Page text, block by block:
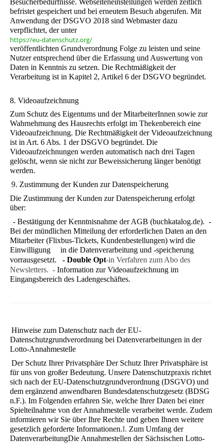
befristet gespeichert und bei erneutem Besuch abgerufen. Mit
Anwendung der DSGVO 2018 sind Webmaster dazu
verpflichtet, der unter
https://eu-datenschutz.org/
veröffentlichten Grundverordnung Folge zu leisten und seine
Nutzer entsprechend über die Erfassung und Auswertung von
Daten in Kenntnis zu setzen. Die Rechtmäßigkeit der
Verarbeitung ist in Kapitel 2, Artikel 6 der DSGVO begründet.
8. Videoaufzeichnung
Zum Schutz des Eigentums und der MitarbeiterInnen sowie zur
Wahrnehmung des Hausrechts erfolgt im Thekenbereich eine
Videoaufzeichnung. Die Rechtmäßigkeit der Videoaufzeichnung
ist in Art. 6 Abs. 1 der DSGVO begründet. Die
Videoaufzeichnungen werden automatisch nach drei Tagen
gelöscht, wenn sie nicht zur Beweissicherung länger benötigt
werden.
9. Zustimmung der Kunden zur Datenspeicherung
Die Zustimmung der Kunden zur Datenspeicherung erfolgt
über:
- Bestätigung der Kenntnisnahme der AGB (buchkatalog.de). -
Bei der mündlichen Mitteilung der erforderlichen Daten an den
Mitarbeiter (Flixbus-Tickets, Kundenbestellungen) wird die
Einwilligung in die Datenverarbeitung und -speicherung
vorrausgesetzt. - Double Opt-in Verfahren zum Abo des
Newsletters. - Information zur Videoaufzeichnung im
Eingangsbereich des Ladengeschäftes.
Hinweise zum Datenschutz nach der EU-
Datenschutzgrundverordnung bei Datenverarbeitungen in der
Lotto-Annahmestelle
Der Schutz Ihrer Privatsphäre Der Schutz Ihrer Privatsphäre ist
für uns von großer Bedeutung. Unsere Datenschutzpraxis richtet
sich nach der EU-Daten­schutzgrundverordnung (DSGVO) und
dem ergänzend anwendbaren Bundesdatenschutzgesetz (BDSG
n.F.). Im Folgen­den erfahren Sie, welche Ihrer Daten bei einer
Spielteilnahme von der Annahmestelle verarbeitet werde. Zudem
infor­mieren wir Sie über Ihre Rechte und geben Ihnen weitere
gesetzlich geforderte Informationen.I. Zum Umfang der
DatenverarbeitungDie Annahmestellen der Sächsischen Lotto-